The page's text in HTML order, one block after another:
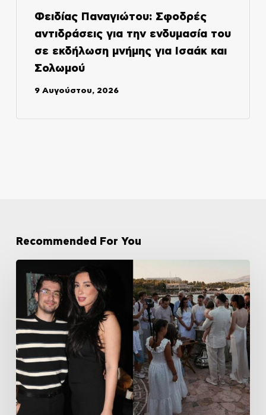
Φειδίας Παναγιώτου: Σφοδρές
αντιδράσεις για την ενδυμασία του
σε εκδήλωση μνήμης για Ισαάκ και
Σολωμού
9 Αυγούστου, 2026
Recommended For You